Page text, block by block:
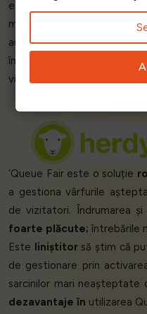
estimat. Sistemul de coadă
mai mult timp la dispoziție
au
adăugat și alte
în
viitoarele noastre lansări de
‘Queue Fair este o soluție
a gestiona vârfurile
de vizitatori. Îndrumarea și
foarte plăcute; întrebările
Este
liniștitorsă știm că
de gestionare prin
sarcinilor mari neașteptate
dezavantaje în utilizarea